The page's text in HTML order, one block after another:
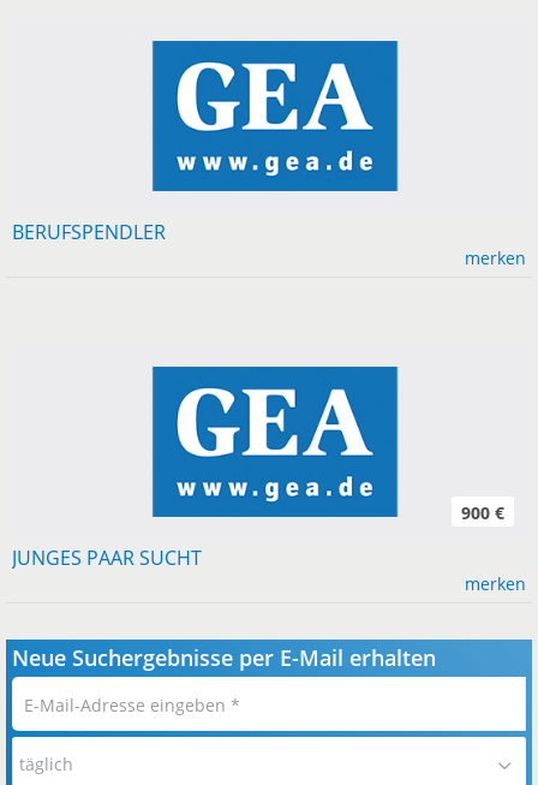
BERUFSPENDLER
merken
JUNGES PAAR SUCHT
900 €
merken
Neue Suchergebnisse per E-Mail erhalten
E-
Mail-
Adresse
täglich